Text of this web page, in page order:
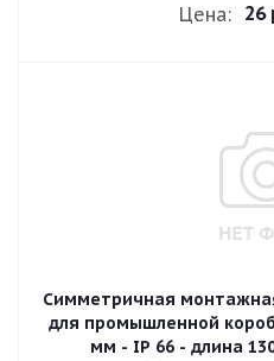
Цена: 26
Симметричная
для промышленной
мм - IP 66 - длина